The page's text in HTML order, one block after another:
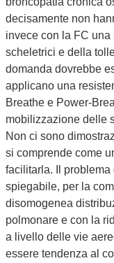
decisamente non
invece con la FC
scheletrici e della
domanda dovrebbe
applicano una
Breathe e Power-
mobilizzazione delle
Non ci sono
si comprende come
facilitarla. Il
spiegabile, per la
disomogenea
polmonare e con la
a livello delle vie
essere tendenza al